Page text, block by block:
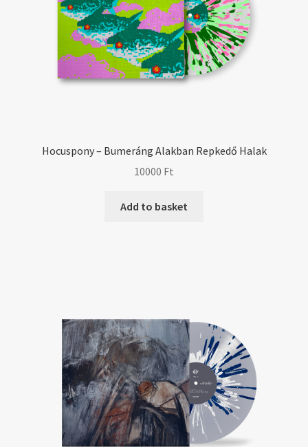
Hocuspony – Bumeráng Alakban Repkedő Halak
10000 Ft
Add to basket